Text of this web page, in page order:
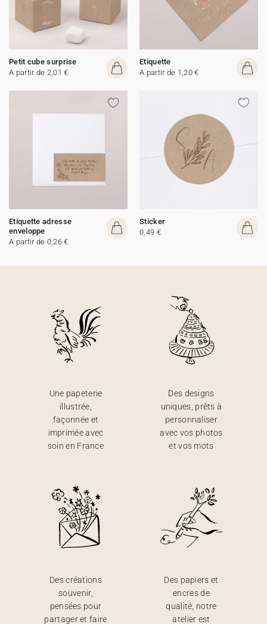
Petit cube surprise
A partir de 2,01 €
Etiquette
A partir de 1,20 €
Etiquette adresse
enveloppe
A partir de 0,26 €
Sticker
0,49 €
Une papeterie
illustrée,
façonnée et
imprimée avec
soin en France
Des designs
uniques, prêts à
personnaliser
avec vos photos
et vos mots
Des créations
souvenir,
pensées pour
partager et faire
Des papiers et
encres de
qualité, notre
atelier est